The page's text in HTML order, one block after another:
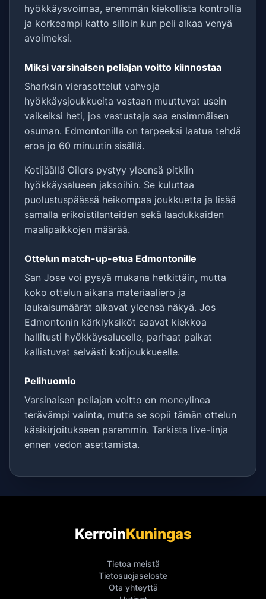
hyökkäysvoimaa, enemmän kiekollista kontrollia
ja korkeampi katto silloin kun peli alkaa venyä
avoimeksi.
Miksi varsinaisen peliajan voitto kiinnostaa
Sharksin vierasottelut vahvoja
hyökkäysjoukkueita vastaan muuttuvat usein
vaikeiksi heti, jos vastustaja saa ensimmäisen
osuman. Edmontonilla on tarpeeksi laatua tehdä
eroa jo 60 minuutin sisällä.
Kotijäällä Oilers pystyy yleensä pitkiin
hyökkäysalueen jaksoihin. Se kuluttaa
puolustuspäässä heikompaa joukkuetta ja lisää
samalla erikoistilanteiden sekä laadukkaiden
maalipaikkojen määrää.
Ottelun match-up-etua Edmontonille
San Jose voi pysyä mukana hetkittäin, mutta
koko ottelun aikana materiaaliero ja
laukaisumäärät alkavat yleensä näkyä. Jos
Edmontonin kärkiyksiköt saavat kiekkoa
hallitusti hyökkäysalueelle, parhaat paikat
kallistuvat selvästi kotijoukkueelle.
Pelihuomio
Varsinaisen peliajan voitto on moneylinea
terävämpi valinta, mutta se sopii tämän ottelun
käsikirjoitukseen paremmin. Tarkista live-linja
ennen vedon asettamista.
KerroinKuningas
Tietoa meistä
Tietosuojaseloste
Ota yhteyttä